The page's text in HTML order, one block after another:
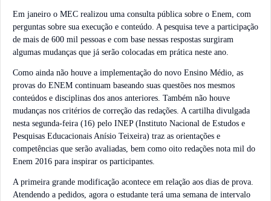
Em janeiro o MEC realizou uma consulta pública sobre o Enem, com
perguntas sobre sua execução e conteúdo. A pesquisa teve a participação
de mais de 600 mil pessoas e com base nessas respostas surgiram
algumas mudanças que já serão colocadas em prática neste ano.
Como ainda não houve a implementação do novo Ensino Médio, as
provas do ENEM continuam baseando suas questões nos mesmos
conteúdos e disciplinas dos anos anteriores. Também não houve
mudanças nos critérios de correção das redações. A cartilha divulgada
nesta segunda-feira (16) pelo INEP (Instituto Nacional de Estudos e
Pesquisas Educacionais Anísio Teixeira) traz as orientações e
competências que serão avaliadas, bem como oito redações nota mil do
Enem 2016 para inspirar os participantes.
A primeira grande modificação acontece em relação aos dias de prova.
Atendendo a pedidos, agora o estudante terá uma semana de intervalo